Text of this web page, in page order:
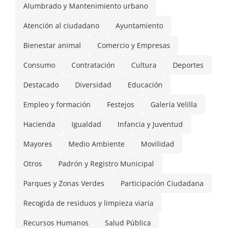
Alumbrado y Mantenimiento urbano
Atención al ciudadano Ayuntamiento
Bienestar animal Comercio y Empresas
Consumo Contratación Cultura Deportes
Destacado Diversidad Educación
Empleo y formación Festejos Galería Velilla
Hacienda Igualdad Infancia y Juventud
Mayores Medio Ambiente Movilidad
Otros Padrón y Registro Municipal
Parques y Zonas Verdes Participación Ciudadana
Recogida de residuos y limpieza viaria
Recursos Humanos Salud Pública